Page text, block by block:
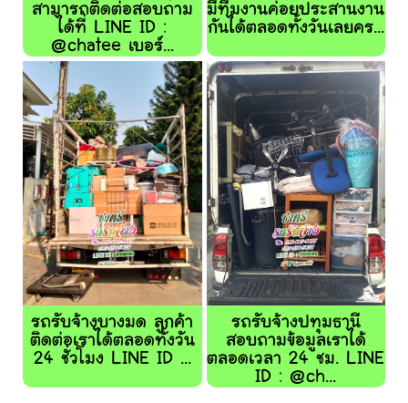
สามารถติดต่อสอบถาม
ได้ที่ LINE ID :
@chatee เบอร์...
มีทีมงานค่อยประสานงาน
กันได้ตลอดทั้งวันเลยคร...
รถรับจ้างบางมด ลูกค้า
ติดต่อเราได้ตลอดทั้งวัน
24 ชั่วโมง LINE ID ...
รถรับจ้างปทุมธานี
สอบถามข้อมูลเราได้
ตลอดเวลา 24 ชม. LINE
ID : @ch...